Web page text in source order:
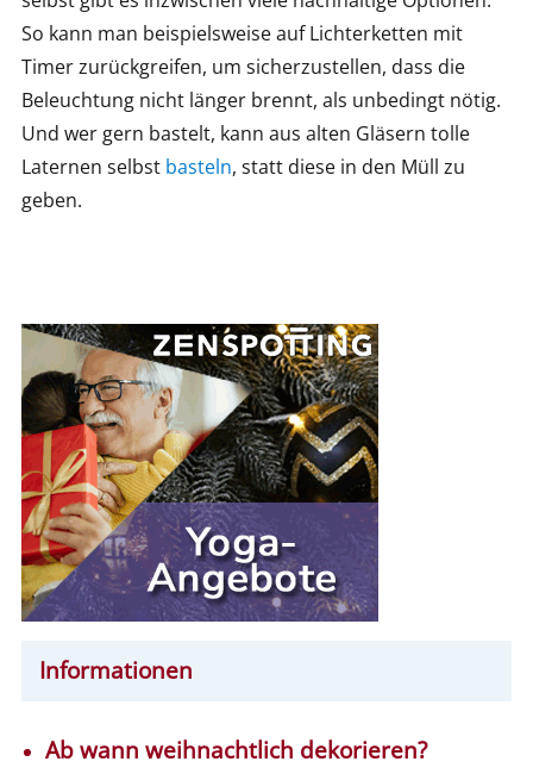
So kann man beispielsweise auf Lichterketten mit
Timer zurückgreifen, um sicherzustellen, dass die
Beleuchtung nicht länger brennt, als unbedingt nötig.
Und wer gern bastelt, kann aus alten Gläsern tolle
Laternen selbst basteln, statt diese in den Müll zu
geben.
Informationen
Ab wann weihnachtlich dekorieren?